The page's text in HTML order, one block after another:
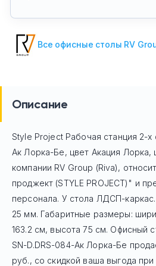
Все офисные столы RV
Описание
Style Project Рабочая станция 2-х
Ак Лорка-Бе, цвет Акация Лорка,
компании RV Group (Riva),
проджект (STYLE PROJECT)" и
персонала. У стола ЛДСП-
25 мм. Габаритные размеры:
163.2 см, высота 75 см. Офисный
SN-D.DRS-084-Ак Лорка-Бе
руб., со скидкой ваша выгода